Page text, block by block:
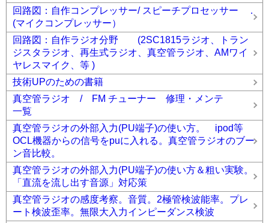
回路図：自作コンプレッサー/ スピーチプロセッサー .
(マイクコンプレッサー）
回路図：自作ラジオ分野 (2SC1815ラジオ、トラン
ジスタラジオ、再生式ラジオ、真空管ラジオ、AMワイ
ヤレスマイク、等 )
技術UPのための書籍
真空管ラジオ / FM チューナー 修理・メンテ
一覧
真空管ラジオの外部入力(PU端子)の使い方。 ipod等
OCL機器からの信号をpuに入れる。真空管ラジオのブー
ン音比較。
真空管ラジオの外部入力(PU端子)の使い方＆粗い実験。
「直流を流し出す音源」対応策
真空管ラジオの感度考察。音質。2極管検波能率。プレ
ート検波歪率。無限大入力インピーダンス検波